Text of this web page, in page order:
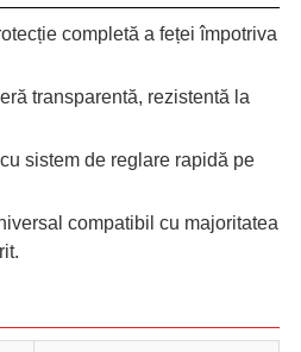
completă a feței împotriva
transparentă, rezistentă la
sistem de reglare rapidă pe
compatibil cu majoritatea